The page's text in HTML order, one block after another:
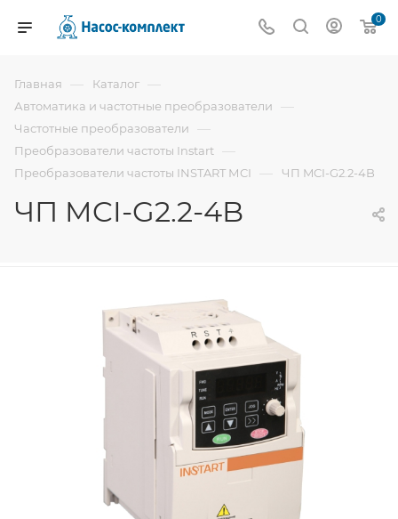
0
Главная — Каталог —
Автоматика и частотные преобразователи —
Частотные преобразователи —
Преобразователи частоты Instart —
Преобразователи частоты INSTART МCI — ЧП MCI-G2.2-4B
ЧП MCI-G2.2-4B